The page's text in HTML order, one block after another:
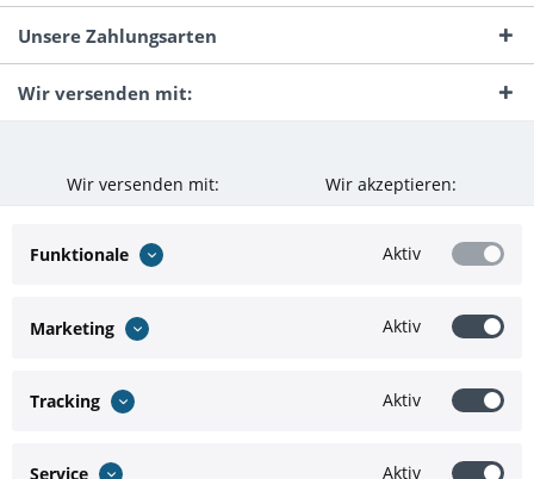
Unsere Zahlungsarten
Wir versenden mit:
Wir versenden mit: Wir akzeptieren:
Funktionale Aktiv
Marketing Aktiv
Tracking Aktiv
Service Aktiv